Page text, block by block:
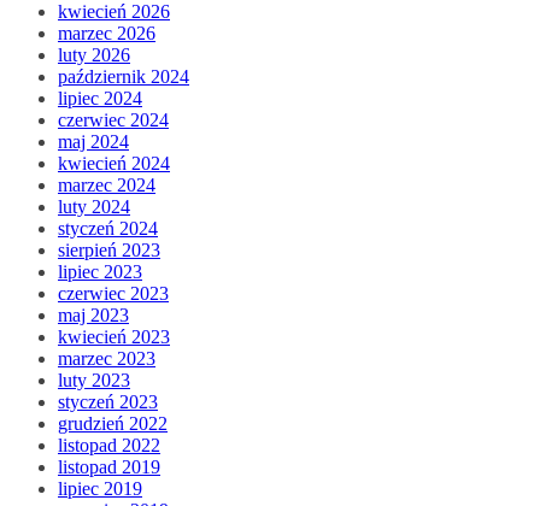
kwiecień 2026
marzec 2026
luty 2026
październik 2024
lipiec 2024
czerwiec 2024
maj 2024
kwiecień 2024
marzec 2024
luty 2024
styczeń 2024
sierpień 2023
lipiec 2023
czerwiec 2023
maj 2023
kwiecień 2023
marzec 2023
luty 2023
styczeń 2023
grudzień 2022
listopad 2022
listopad 2019
lipiec 2019